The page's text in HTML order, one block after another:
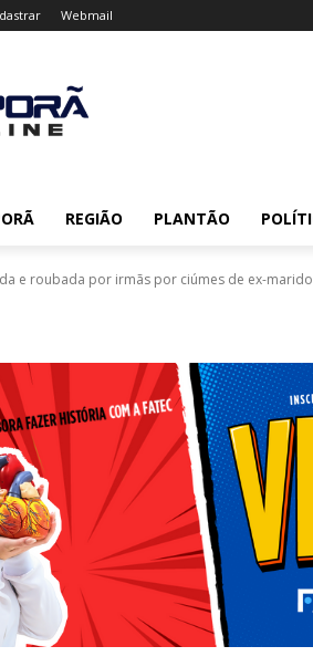
Webmail
REGIÃO PLANTÃO
e roubada por irmãs por ciúmes de ex-